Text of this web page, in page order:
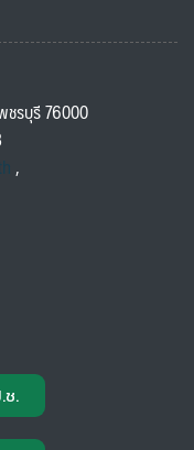
ชรบุรี 76000
,
ช.